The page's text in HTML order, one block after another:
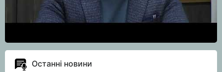
Останні новини